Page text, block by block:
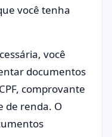
você tenha
você
documentos
comprovante
de renda. O